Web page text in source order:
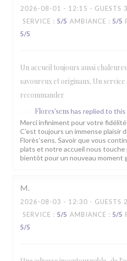
2026-08-01 - 12:15 - GUESTS 3
SERVICE : 5/5 AMBIANCE : 5/5
5/5
Un accueil toujours aussi
savoureux et originaux. Un
recommander
Flores'sens has replied to
Merci infiniment pour votre
C’est toujours un immense plaisir
Florès’sens. Savoir que vous
plats et notre accueil nous
bientôt pour un nouveau moment
M
2026-08-03 - 12:30 - GUESTS 2
SERVICE : 5/5 AMBIANCE : 5/5
5/5